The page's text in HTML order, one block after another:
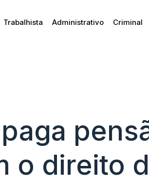
Trabalhista Administrativo Criminal
o direito